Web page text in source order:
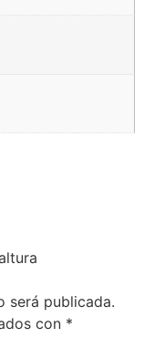
será publicada.
con *